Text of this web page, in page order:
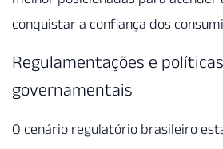
conquistar a confiança dos
Regulamentações e políticas
governamentais
O cenário regulatório brasileiro